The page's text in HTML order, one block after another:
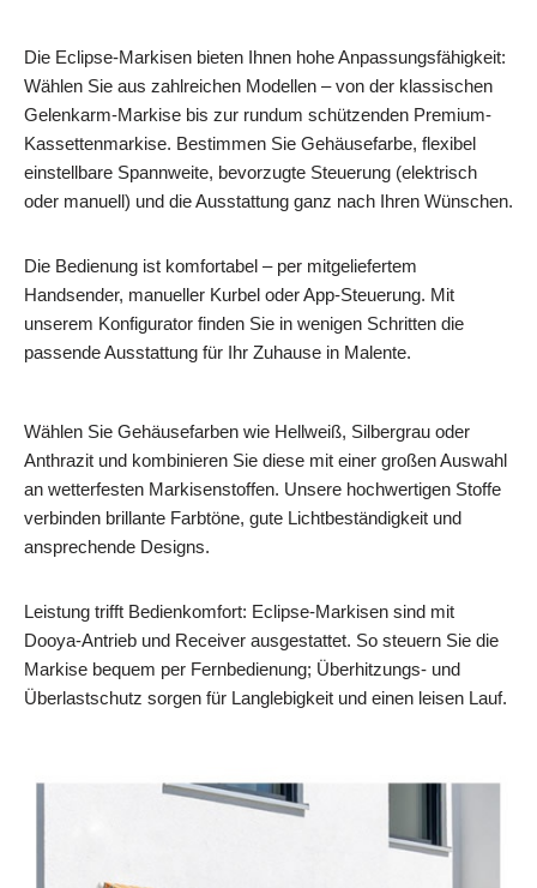
Die Eclipse-Markisen bieten Ihnen hohe Anpassungsfähigkeit:
Wählen Sie aus zahlreichen Modellen – von der klassischen
Gelenkarm-Markise bis zur rundum schützenden Premium-
Kassettenmarkise. Bestimmen Sie Gehäusefarbe, flexibel
einstellbare Spannweite, bevorzugte Steuerung (elektrisch
oder manuell) und die Ausstattung ganz nach Ihren Wünschen.
Die Bedienung ist komfortabel – per mitgeliefertem
Handsender, manueller Kurbel oder App-Steuerung. Mit
unserem Konfigurator finden Sie in wenigen Schritten die
passende Ausstattung für Ihr Zuhause in Malente.
Wählen Sie Gehäusefarben wie Hellweiß, Silbergrau oder
Anthrazit und kombinieren Sie diese mit einer großen Auswahl
an wetterfesten Markisenstoffen. Unsere hochwertigen Stoffe
verbinden brillante Farbtöne, gute Lichtbeständigkeit und
ansprechende Designs.
Leistung trifft Bedienkomfort: Eclipse-Markisen sind mit
Dooya-Antrieb und Receiver ausgestattet. So steuern Sie die
Markise bequem per Fernbedienung; Überhitzungs- und
Überlastschutz sorgen für Langlebigkeit und einen leisen Lauf.